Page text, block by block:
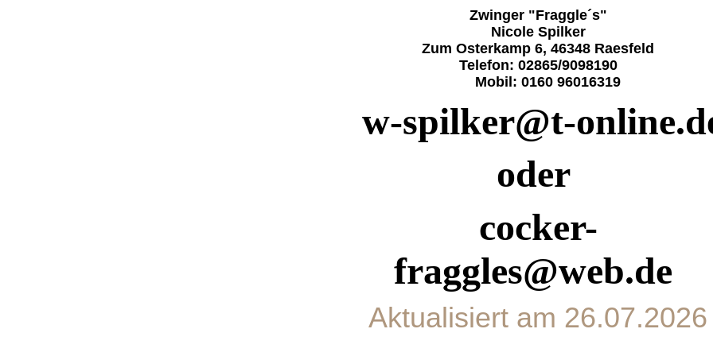
Zwinger "Fraggle´s"
Nicole Spilker
Zum Osterkamp 6, 46348 Raesfeld
Telefon: 02865/9098190
Mobil: 0160 96016319
w-spilker@t-
oder
cocker-
fraggles@web.de
Aktualisiert am 26.07.2026